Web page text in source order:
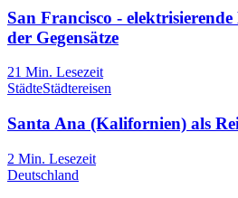
San Francisco -
der Gegensätze
21 Min. Lesezeit
StädteStädtereisen
Santa Ana (Kalifornien) als
2 Min. Lesezeit
Deutschland